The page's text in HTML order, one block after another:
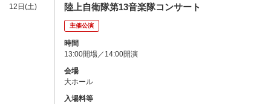
12日(土) 陸上自衛隊第13音楽隊コンサート
主催公演
時間
13:00開場／14:00開演
会場
大ホール
入場料等